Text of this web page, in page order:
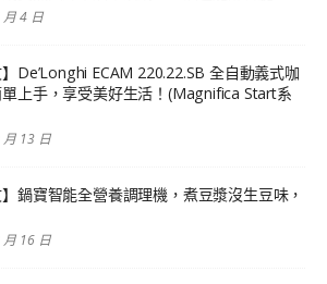
4 日
】De’Longhi ECAM 220.22.SB 全自動義式咖
上手，享受美好生活！(Magnifica Start系
13 日
】鍋寶智能全營養調理機，煮豆漿沒生豆味，
16 日